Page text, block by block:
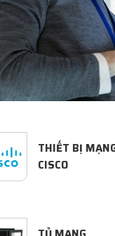
THIẾT BỊ
CISCO